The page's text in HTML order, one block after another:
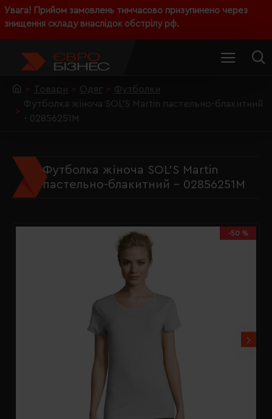
Увага! Прийом замовлень тимчасово призупинено через
знищення складу внаслідок обстрілу рф.
Товари Одяг
Футболки
Футболка жіноча SOL'S Martin пастельно-блакитний
- 02856251M
Футболка жіноча SOL'S Martin
пастельно-блакитний - 02856251M
-50 %